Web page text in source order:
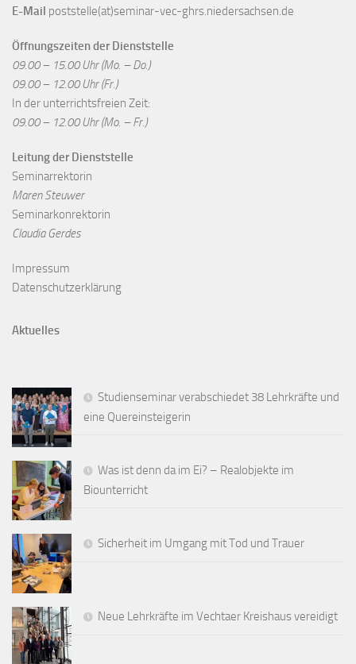
E-Mail poststelle(at)seminar-vec-ghrs.niedersachsen.de
Öffnungszeiten der Dienststelle
09.00 – 15.00 Uhr (Mo. – Do.)
09.00 – 12.00 Uhr (Fr.)
In der unterrichtsfreien Zeit:
09.00 – 12.00 Uhr (Mo. – Fr.)
Leitung der Dienststelle
Seminarrektorin
Maren Steuwer
Seminarkonrektorin
Claudia Gerdes
Impressum
Datenschutzerklärung
Aktuelles
Studienseminar verabschiedet 38 Lehrkräfte und
eine Quereinsteigerin
Was ist denn da im Ei? – Realobjekte im
Biounterricht
Sicherheit im Umgang mit Tod und Trauer
Neue Lehrkräfte im Vechtaer Kreishaus vereidigt